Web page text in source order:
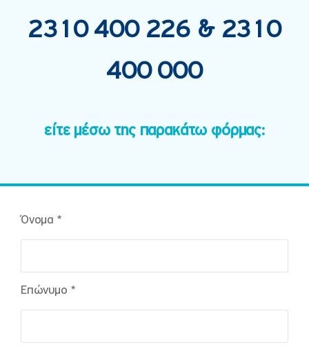
2310 400 226 & 2310
400 000
είτε μέσω της παρακάτω φόρμας:
Όνομα *
Επώνυμο *